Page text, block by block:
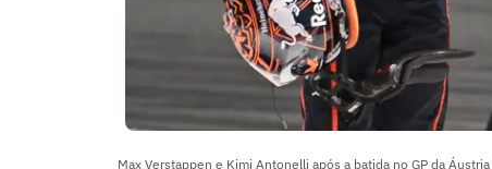
Max Verstappen e Kimi Antonelli após a batida no GP da